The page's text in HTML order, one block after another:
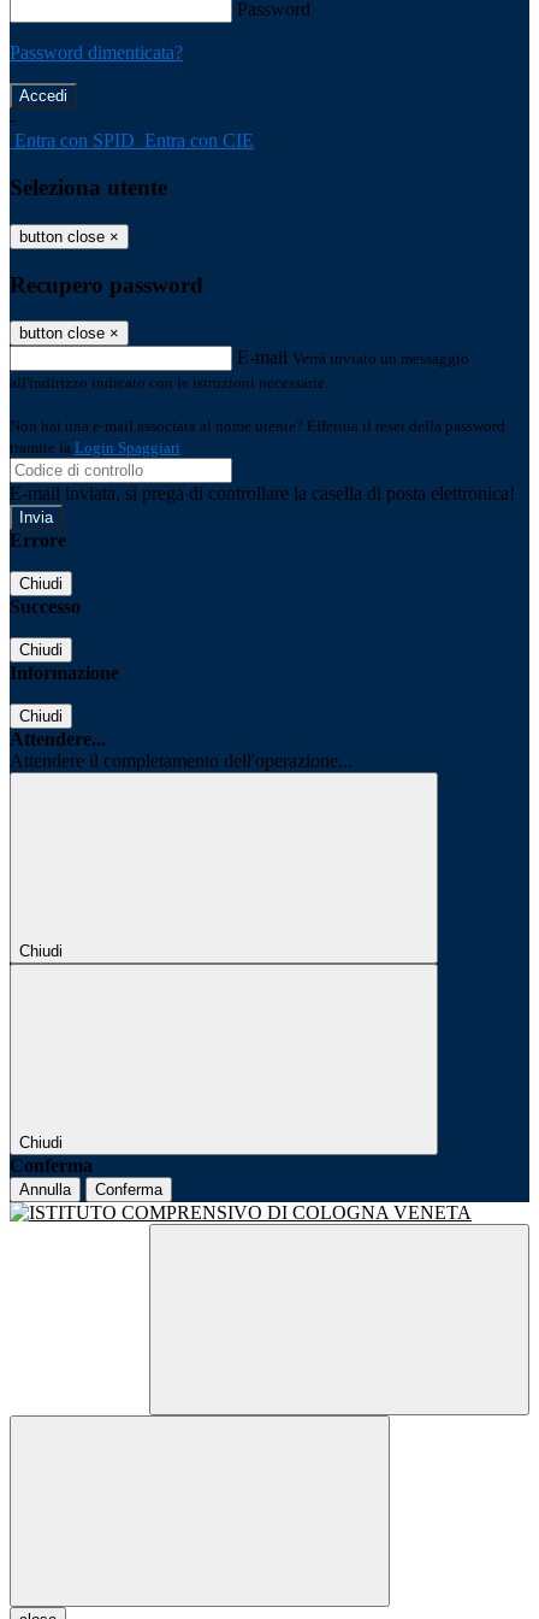
Password
Password dimenticata?
-
Entra con SPID Entra con CIE
Seleziona utente
button close ×
Recupero password
button close ×
E-mail Verrà inviato un messaggio
all'indirizzo indicato con le istruzioni necessarie.
Non hai una e-mail associata al nome utente? Effettua il reset della password
tramite la Login Spaggiari
E-mail inviata, si prega di controllare la casella di posta elettronica!
Errore
Chiudi
Successo
Chiudi
Informazione
Chiudi
Attendere...
Attendere il completamento dell'operazione...
Chiudi
Chiudi
Conferma
Annulla Conferma